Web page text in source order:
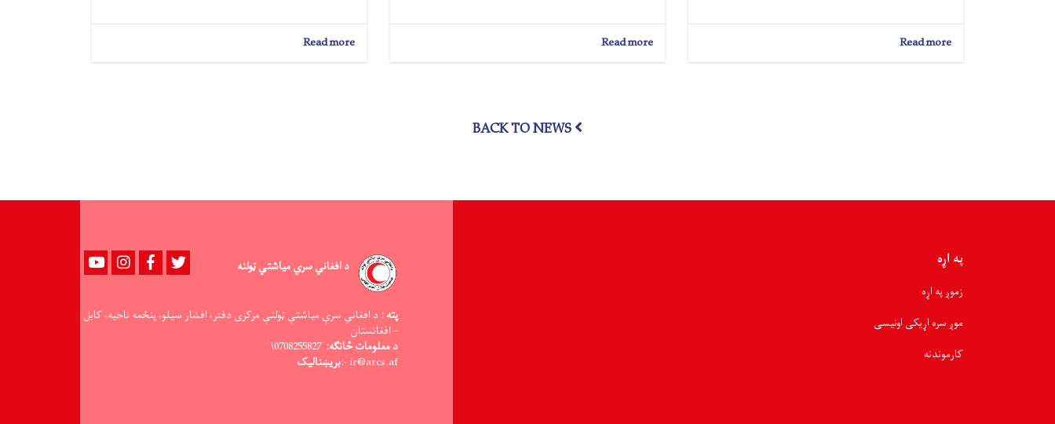
Read more
کندز؛
۶۲۵
Read more
کابل؛
کمېټې
شوه
Read more
کابل؛
افغاني
۴۳۰
کمپلې
BACK TO NEWS
په اړه
زموږ په اړه
موږ سره اړیکی اونیسی
کارموندنه
د افغاني سري میاشتي ټولنه YoutubeinstagramFacebook
پته : د افغاني سرې میاشتې ټولنې مرکزی دفتر، افشار سیلو، پنځمه ناحیه، کابل
– افغانستان
د معلومات څانګه: 0708255827\
ir@arcs.af -: بریښنالیک